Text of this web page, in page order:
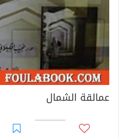
عمالقة الشمال